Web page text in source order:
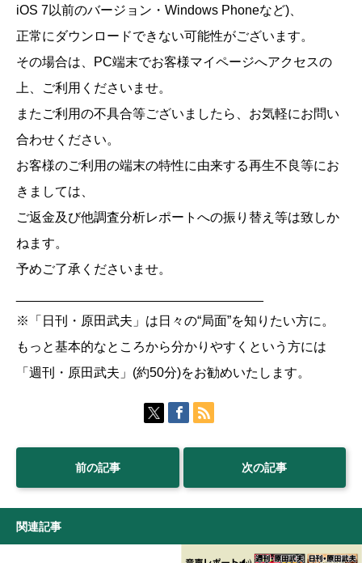
iOS 7以前のバージョン・Windows Phoneなど)、
正常にダウンロードできない可能性がございます。
その場合は、PC端末でお客様マイページへアクセスの
上、ご利用くださいませ。
またご利用の不具合等ございましたら、お気軽にお問い
合わせください。
お客様のご利用の端末の特性に由来する再生不良等にお
きましては、
ご返金及び他調査分析レポートへの振り替え等は致しか
ねます。
予めご了承くださいませ。
※「日刊・原田武夫」は日々の“局面”を知りたい方に。
もっと基本的なところから分かりやすくという方には
「週刊・原田武夫」(約50分)をお勧めいたします。
前の記事 次の記事
関連記事